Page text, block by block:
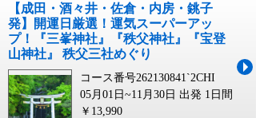
【成田・酒々井・佐倉・内房・銚子
発】開運日厳選！運気スーパーアッ
プ！『三峯神社』『秩父神社』『宝登
山神社』 秩父三社めぐり
コース番号262130841`2CHI
05月01日~11月30日 出発 1日間
￥13,990